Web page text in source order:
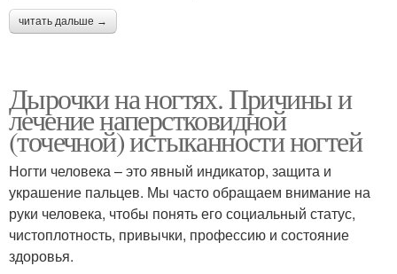
читать дальше →
Дырочки на ногтях. Причины и
лечение наперстковидной
(точечной) истыканности ногтей
Ногти человека – это явный индикатор, защита и
украшение пальцев. Мы часто обращаем внимание на
руки человека, чтобы понять его социальный статус,
чистоплотность, привычки, профессию и состояние
здоровья.